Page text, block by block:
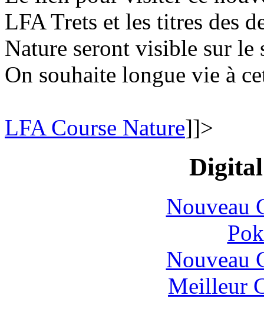
LFA Trets et les titres des
Nature seront visible sur le
On souhaite longue vie à
LFA Course Nature]]>
Nouveau
Nouveau
Meilleur